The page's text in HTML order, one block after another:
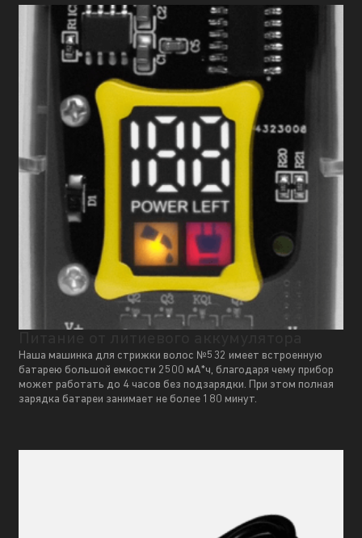
Наша машинка для стрижки волос №532 имеет встроенную
батарею большой емкости 2500 мА*ч, благодаря чему прибор
может работать до 4 часов без подзарядки. При этом полная
зарядка батареи занимает не более 180 минут.